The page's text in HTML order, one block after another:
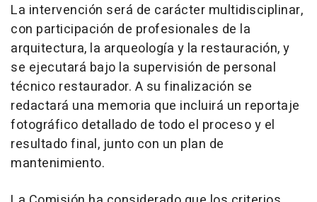
La intervención será de carácter multidisciplinar,
con participación de profesionales de la
arquitectura, la arqueología y la restauración, y
se ejecutará bajo la supervisión de personal
técnico restaurador. A su finalización se
redactará una memoria que incluirá un reportaje
fotográfico detallado de todo el proceso y el
resultado final, junto con un plan de
mantenimiento.